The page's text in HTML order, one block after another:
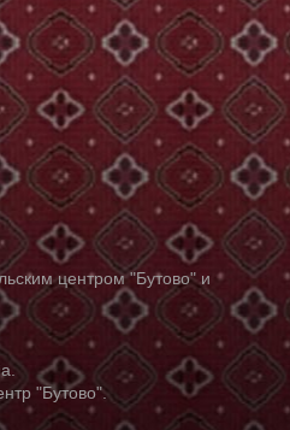
центром "Бутово" и
"Бутово".